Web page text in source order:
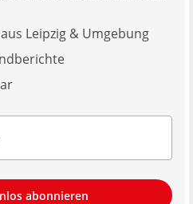
Leipzig & Umgebung
abonnieren